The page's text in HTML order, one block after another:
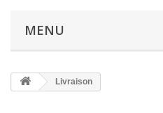
MENU
Livraison